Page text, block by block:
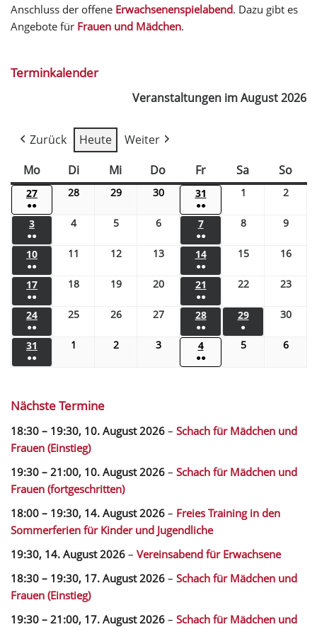
Anschluss der offene Erwachsenenspielabend. Dazu gibt es
Angebote für Frauen und Mädchen.
Terminkalender
Veranstaltungen im August 2026
Zurück Heute
Weiter
Mo
Di Mi Do Fr Sa So
27
●●
28 29 30 31
●●
1 2
3
●●
4 5 6 7
●●
8 9
10
●●
11 12 13 14
●●
15 16
17
●●
18 19 20 21
●●
22 23
24
●●
25 26 27 28
●●
29
●
30
31
●●
1 2 3 4
●●
5 6
Nächste Termine
18:30 – 19:30, 10. August 2026 – Schach für Mädchen und
Frauen (Einstieg)
19:30 – 21:00, 10. August 2026 – Schach für Mädchen und
Frauen (fortgeschritten)
18:00 – 19:30, 14. August 2026 – Freies Training in den
Sommerferien für Kinder und Jugendliche
19:30, 14. August 2026 – Vereinsabend für Erwachsene
18:30 – 19:30, 17. August 2026 – Schach für Mädchen und
Frauen (Einstieg)
19:30 – 21:00, 17. August 2026 – Schach für Mädchen und